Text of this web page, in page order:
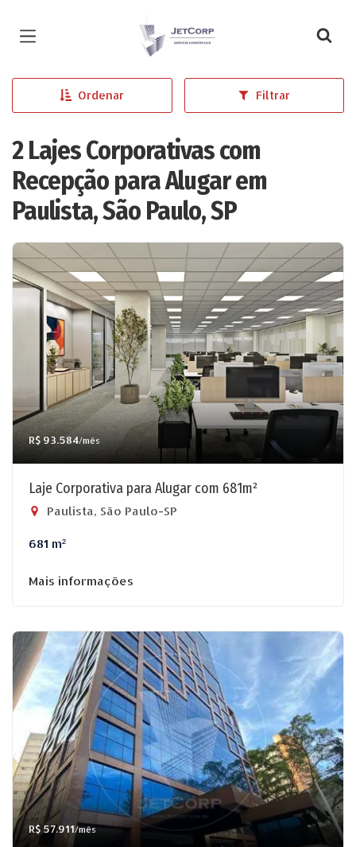
Página inicial
Ordenar Filtrar
2 Lajes Corporativas com
Recepção para Alugar em
Paulista, São Paulo, SP
R$ 93.584/mês
Laje Corporativa para Alugar com 681m²
Paulista, São Paulo-SP
681 m²
Mais informações
R$ 57.911/mês